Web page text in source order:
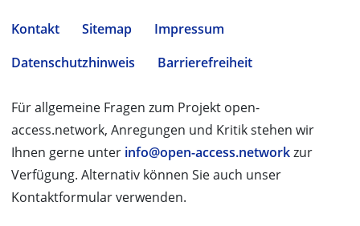
Kontakt Sitemap
Impressum
Datenschutzhinweis
Barrierefreiheit
Für allgemeine Fragen zum Projekt open-
access.network, Anregungen und Kritik stehen wir
Ihnen gerne unter info@open-access.networkzur
Verfügung. Alternativ können Sie auch unser
Kontaktformular verwenden.